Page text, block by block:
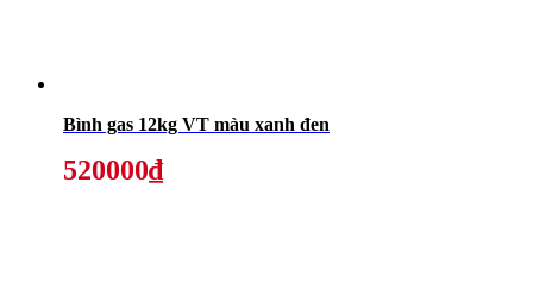
Bình gas 12kg VT màu xanh đen
520000₫